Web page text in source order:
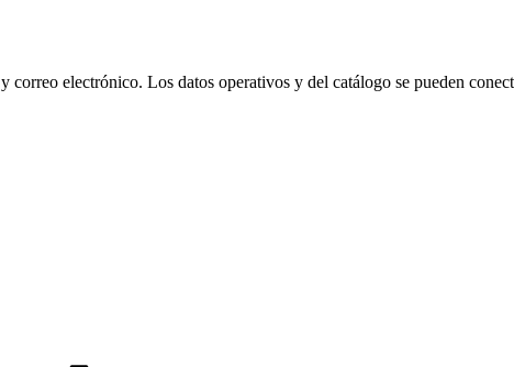
y correo electrónico. Los datos operativos y del catálogo se pueden